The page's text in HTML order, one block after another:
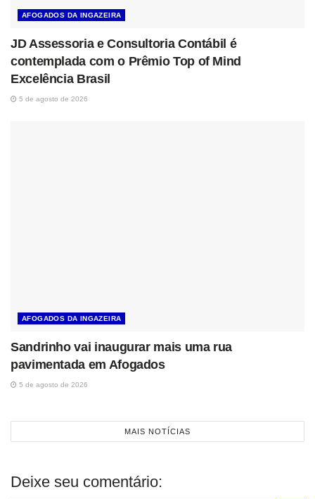
AFOGADOS DA INGAZEIRA
JD Assessoria e Consultoria Contábil é
contemplada com o Prêmio Top of Mind
Excelência Brasil
5 de agosto de 2026
AFOGADOS DA INGAZEIRA
Sandrinho vai inaugurar mais uma rua
pavimentada em Afogados
5 de agosto de 2026
MAIS NOTÍCIAS
Deixe seu comentário: